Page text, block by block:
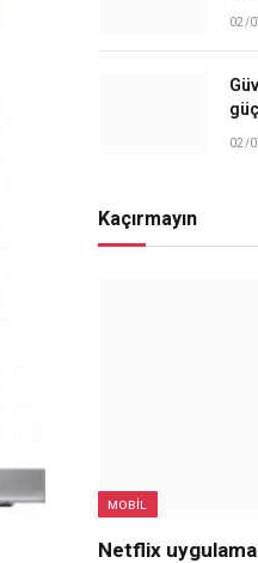
02/
02/
Kaçırmayın
MOBIL
Netflix